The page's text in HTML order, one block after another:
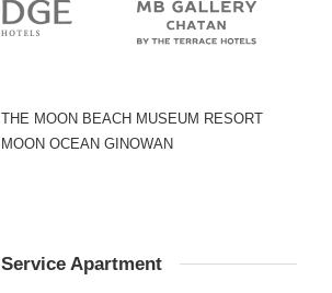
THE MOON BEACH MUSEUM RESORT
MOON OCEAN GINOWAN
Service Apartment